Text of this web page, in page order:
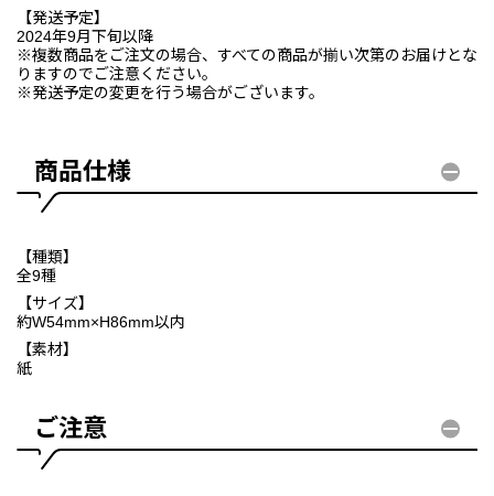
【発送予定】
2024年9月下旬以降
※複数商品をご注文の場合、すべての商品が揃い次第のお届けとな
りますのでご注意ください。
※発送予定の変更を行う場合がございます。
商品仕様
【種類】
全9種
【サイズ】
約W54mm×H86mm以内
【素材】
紙
ご注意